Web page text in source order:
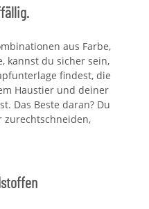
aus Farbe,
kannst du sicher sein,
findest, die
Haustier und deiner
Das Beste daran? Du
zurechtschneiden,